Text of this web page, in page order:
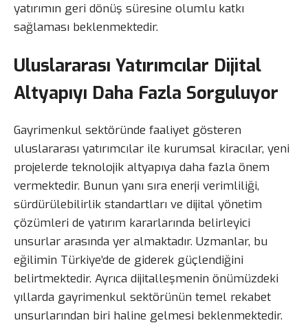
yatırımın geri dönüş süresine olumlu katkı
sağlaması beklenmektedir.
Uluslararası Yatırımcılar Dijital
Altyapıyı Daha Fazla Sorguluyor
Gayrimenkul sektöründe faaliyet gösteren
uluslararası yatırımcılar ile kurumsal kiracılar, yeni
projelerde teknolojik altyapıya daha fazla önem
vermektedir. Bunun yanı sıra enerji verimliliği,
sürdürülebilirlik standartları ve dijital yönetim
çözümleri de yatırım kararlarında belirleyici
unsurlar arasında yer almaktadır. Uzmanlar, bu
eğilimin Türkiye’de de giderek güçlendiğini
belirtmektedir. Ayrıca dijitalleşmenin önümüzdeki
yıllarda gayrimenkul sektörünün temel rekabet
unsurlarından biri haline gelmesi beklenmektedir.